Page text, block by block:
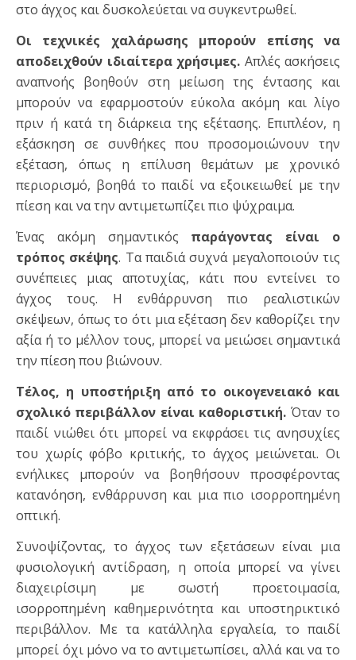
στο άγχος και δυσκολεύεται να συγκεντρωθεί.
Οι τεχνικές χαλάρωσης μπορούν επίσης να
αποδειχθούν ιδιαίτερα χρήσιμες. Απλές ασκήσεις
αναπνοής βοηθούν στη μείωση της έντασης και
μπορούν να εφαρμοστούν εύκολα ακόμη και λίγο
πριν ή κατά τη διάρκεια της εξέτασης. Επιπλέον, η
εξάσκηση σε συνθήκες που προσομοιώνουν την
εξέταση, όπως η επίλυση θεμάτων με χρονικό
περιορισμό, βοηθά το παιδί να εξοικειωθεί με την
πίεση και να την αντιμετωπίζει πιο ψύχραιμα.
Ένας ακόμη σημαντικός παράγοντας είναι ο
τρόπος σκέψης. Τα παιδιά συχνά μεγαλοποιούν τις
συνέπειες μιας αποτυχίας, κάτι που εντείνει το
άγχος τους. Η ενθάρρυνση πιο ρεαλιστικών
σκέψεων, όπως το ότι μια εξέταση δεν καθορίζει την
αξία ή το μέλλον τους, μπορεί να μειώσει σημαντικά
την πίεση που βιώνουν.
Τέλος, η υποστήριξη από το οικογενειακό και
σχολικό περιβάλλον είναι καθοριστική. Όταν το
παιδί νιώθει ότι μπορεί να εκφράσει τις ανησυχίες
του χωρίς φόβο κριτικής, το άγχος μειώνεται. Οι
ενήλικες μπορούν να βοηθήσουν προσφέροντας
κατανόηση, ενθάρρυνση και μια πιο ισορροπημένη
οπτική.
Συνοψίζοντας, το άγχος των εξετάσεων είναι μια
φυσιολογική αντίδραση, η οποία μπορεί να γίνει
διαχειρίσιμη με σωστή προετοιμασία,
ισορροπημένη καθημερινότητα και υποστηρικτικό
περιβάλλον. Με τα κατάλληλα εργαλεία, το παιδί
μπορεί όχι μόνο να το αντιμετωπίσει, αλλά και να το